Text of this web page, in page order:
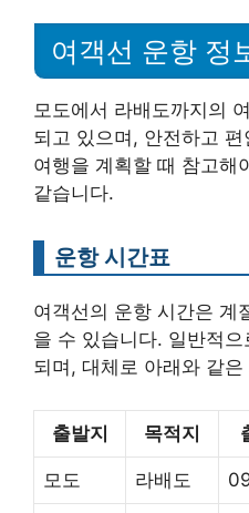
여객선 운항 정
모도에서 라배도까지의
되고 있으며, 안전하고
여행을 계획할 때 참고해
같습니다.
운항 시간표
여객선의 운항 시간은 계
을 수 있습니다. 일반적
되며, 대체로 아래와 같
출발지 목적지
모도 라배도